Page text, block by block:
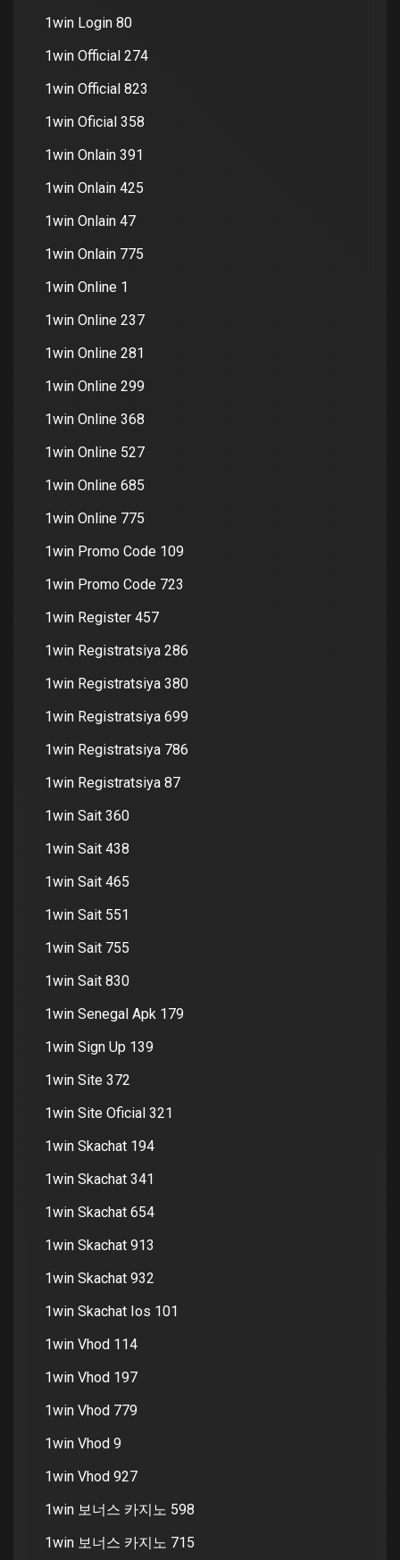
1win Login 80
1win Official 274
1win Official 823
1win Oficial 358
1win Onlain 391
1win Onlain 425
1win Onlain 47
1win Onlain 775
1win Online 1
1win Online 237
1win Online 281
1win Online 299
1win Online 368
1win Online 527
1win Online 685
1win Online 775
1win Promo Code 109
1win Promo Code 723
1win Register 457
1win Registratsiya 286
1win Registratsiya 380
1win Registratsiya 699
1win Registratsiya 786
1win Registratsiya 87
1win Sait 360
1win Sait 438
1win Sait 465
1win Sait 551
1win Sait 755
1win Sait 830
1win Senegal Apk 179
1win Sign Up 139
1win Site 372
1win Site Oficial 321
1win Skachat 194
1win Skachat 341
1win Skachat 654
1win Skachat 913
1win Skachat 932
1win Skachat Ios 101
1win Vhod 114
1win Vhod 197
1win Vhod 779
1win Vhod 9
1win Vhod 927
1win 보너스 카지노 598
1win 보너스 카지노 715